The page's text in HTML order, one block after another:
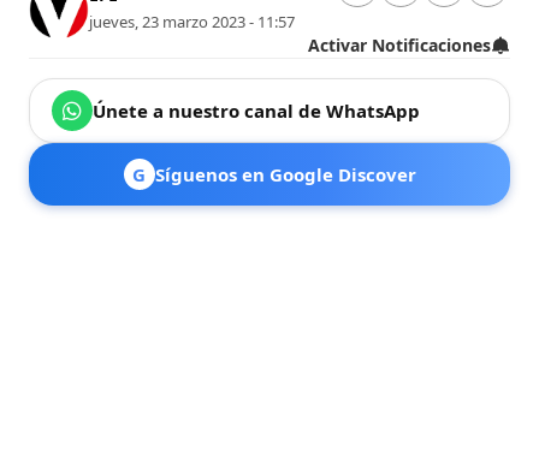
jueves, 23 marzo 2023 - 11:57
Activar Notificaciones
Únete a nuestro canal de WhatsApp
G Síguenos en Google Discover